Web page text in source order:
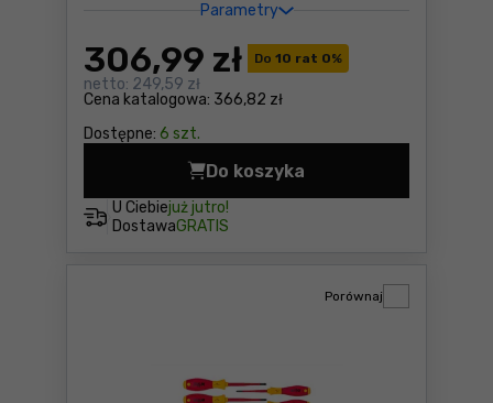
Parametry
Do 10 rat 0%
Cena katalogowa: 366,82 zł
306,99 zł
netto: 249,59 zł
Dostępne: 6 szt.
U Ciebiejuż jutro!
DostawaGRATIS
Do koszyka
Wkrętak z magazynkiem
Porównaj